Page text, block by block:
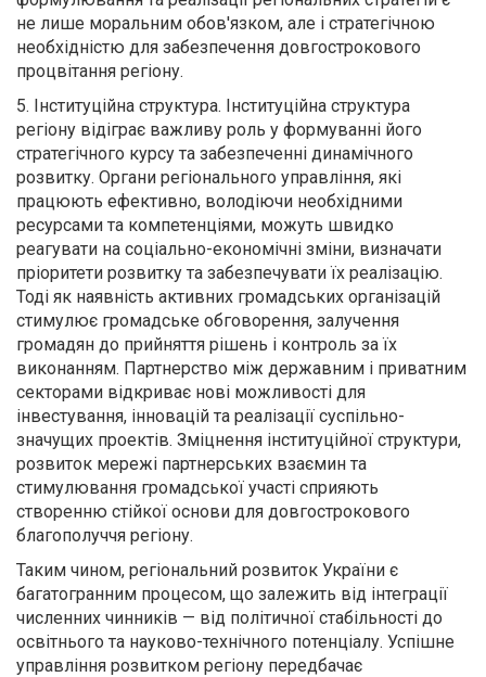
не лише моральним обов'язком, але і стратегічною
необхідністю для забезпечення довгострокового
процвітання регіону.
5. Інституційна структура. Інституційна структура
регіону відіграє важливу роль у формуванні його
стратегічного курсу та забезпеченні динамічного
розвитку. Органи регіонального управління, які
працюють ефективно, володіючи необхідними
ресурсами та компетенціями, можуть швидко
реагувати на соціально-економічні зміни, визначати
пріоритети розвитку та забезпечувати їх реалізацію.
Тоді як наявність активних громадських організацій
стимулює громадське обговорення, залучення
громадян до прийняття рішень і контроль за їх
виконанням. Партнерство між державним і приватним
секторами відкриває нові можливості для
інвестування, інновацій та реалізації суспільно-
значущих проектів. Зміцнення інституційної структури,
розвиток мережі партнерських взаємин та
стимулювання громадської участі сприяють
створенню стійкої основи для довгострокового
благополуччя регіону.
Таким чином, регіональний розвиток України є
багатогранним процесом, що залежить від інтеграції
численних чинників — від політичної стабільності до
освітнього та науково-технічного потенціалу. Успішне
управління розвитком регіону передбачає